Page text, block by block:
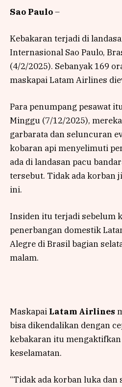
Sao Paulo–
Kebakaran terjadi di
Internasional Sao Paulo,
(4/2/2025). Sebanyak 169
maskapai Latam Airlines
Para penumpang pesawat
Minggu (7/12/2025),
garbarata dan seluncuran
kobaran api menyelimuti
ada di landasan pacu
tersebut. Tidak ada korban
ini.
Insiden itu terjadi sebelum
penerbangan domestik
Alegre di Brasil bagian
malam.
Maskapai Latam Airlines
bisa dikendalikan dengan
kebakaran itu
keselamatan.
“Tidak ada korban luka